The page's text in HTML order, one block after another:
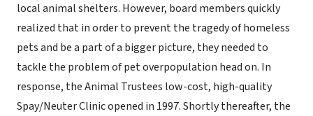
local animal shelters. However, board members quickly
realized that in order to prevent the tragedy of homeless
pets and be a part of a bigger picture, they needed to
tackle the problem of pet overpopulation head on. In
response, the Animal Trustees low-cost, high-quality
Spay/Neuter Clinic opened in 1997. Shortly thereafter, the